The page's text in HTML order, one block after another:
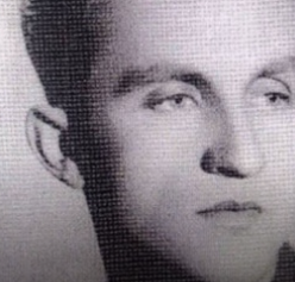
de muncă în Baia Mare:
1945, ziua în care lumea
la Față a Domnului –
meteo Maramureș, joi 6